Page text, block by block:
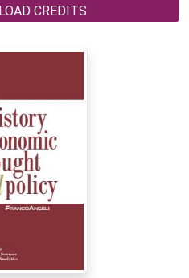
CREDITS